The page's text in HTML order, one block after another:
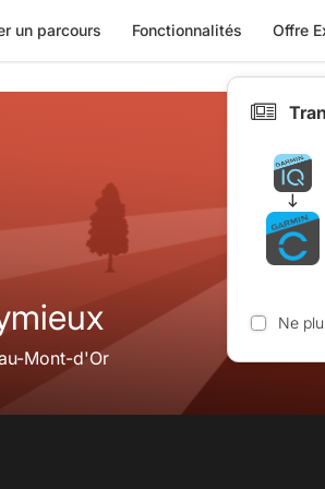
un parcours Fonctionnalités Offre
Mont-d'Or
Ne